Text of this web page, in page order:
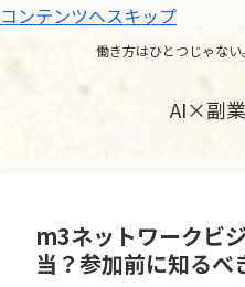
コンテンツへスキップ
働き方はひとつじゃな
AI×副
m3ネットワークビ
当？参加前に知るべ